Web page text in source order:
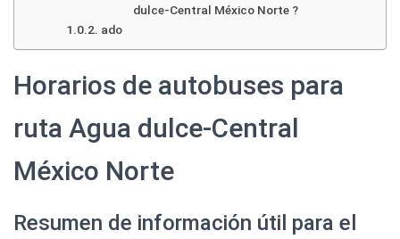
dulce-Central México Norte ?
ado
Horarios de autobuses para
ruta Agua dulce-Central
México Norte
Resumen de información útil para el